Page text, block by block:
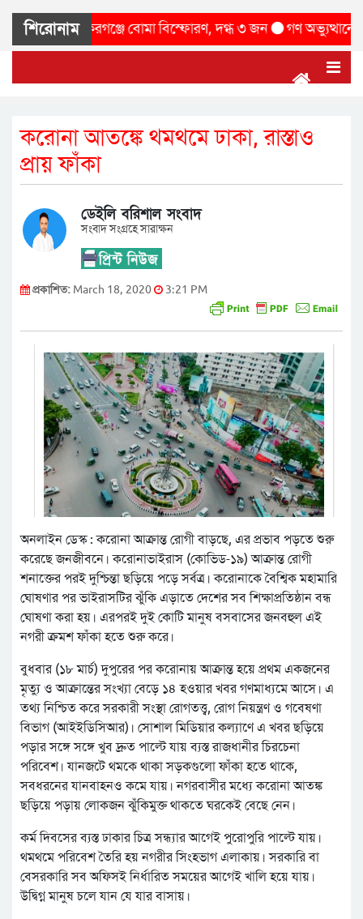
শিরোনাম
বাকেরগঞ্জে বোমা বিস্ফোরণ, দগ্ধ ৩ জন গণ অভ্যুত্থানের” দুই
করোনা আতঙ্কে থমথমে ঢাকা, রাস্তাও
প্রায় ফাঁকা
ডেইলি বরিশাল সংবাদ
সংবাদ সংগ্রহে সারাক্ষন
প্রকাশিত: March 18, 2020 3:21 PM
অনলাইন ডেস্ক : করোনা আক্রান্ত রোগী বাড়ছে, এর প্রভাব পড়তে শুরু
করেছে জনজীবনে। করোনাভাইরাস (কোভিড-১৯) আক্রান্ত রোগী
শনাক্তের পরই দুশ্চিন্তা ছড়িয়ে পড়ে সর্বত্র। করোনাকে বৈশ্বিক মহামারি
ঘোষণার পর ভাইরাসটির ঝুঁকি এড়াতে দেশের সব শিক্ষাপ্রতিষ্ঠান বন্ধ
ঘোষণা করা হয়। এরপরই দুই কোটি মানুষ বসবাসের জনবহুল এই
নগরী ক্রমশ ফাঁকা হতে শুরু করে।
বুধবার (১৮ মার্চ) দুপুরের পর করোনায় আক্রান্ত হয়ে প্রথম একজনের
মৃত্যু ও আক্রান্তের সংখ্যা বেড়ে ১৪ হওয়ার খবর গণমাধ্যমে আসে। এ
তথ্য নিশ্চিত করে সরকারী সংস্থা রোগতত্ত্ব, রোগ নিয়ন্ত্রণ ও গবেষণা
বিভাগ (আইইডিসিআর)। সোশাল মিডিয়ার কল্যাণে এ খবর ছড়িয়ে
পড়ার সঙ্গে সঙ্গে খুব দ্রুত পাল্টে যায় ব্যস্ত রাজধানীর চিরচেনা
পরিবেশ। যানজটে থমকে থাকা সড়কগুলো ফাঁকা হতে থাকে,
সবধরনের যানবাহনও কমে যায়। নগরবাসীর মধ্যে করোনা আতঙ্ক
ছড়িয়ে পড়ায় লোকজন ঝুঁকিমুক্ত থাকতে ঘরকেই বেছে নেন।
কর্ম দিবসের ব্যস্ত ঢাকার চিত্র সন্ধ্যার আগেই পুরোপুরি পাল্টে যায়।
থমথমে পরিবেশ তৈরি হয় নগরীর সিংহভাগ এলাকায়। সরকারি বা
বেসরকারি সব অফিসই নির্ধারিত সময়ের আগেই খালি হয়ে যায়।
উদ্বিগ্ন মানুষ চলে যান যে যার বাসায়।